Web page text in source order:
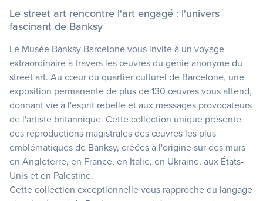
Le street art rencontre l'art engagé : l'univers
fascinant de Banksy
Le Musée Banksy Barcelone vous invite à un voyage
extraordinaire à travers les œuvres du génie anonyme du
street art. Au cœur du quartier culturel de Barcelone, une
exposition permanente de plus de 130 œuvres vous attend,
donnant vie à l'esprit rebelle et aux messages provocateurs
de l'artiste britannique. Cette collection unique présente
des reproductions magistrales des œuvres les plus
emblématiques de Banksy, créées à l'origine sur des murs
en Angleterre, en France, en Italie, en Ukraine, aux États-
Unis et en Palestine.
Cette collection exceptionnelle vous rapproche du langage